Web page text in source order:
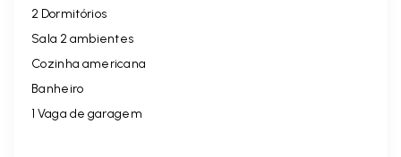
2 Dormitórios
Sala 2 ambientes
Cozinha americana
Banheiro
1 Vaga de garagem